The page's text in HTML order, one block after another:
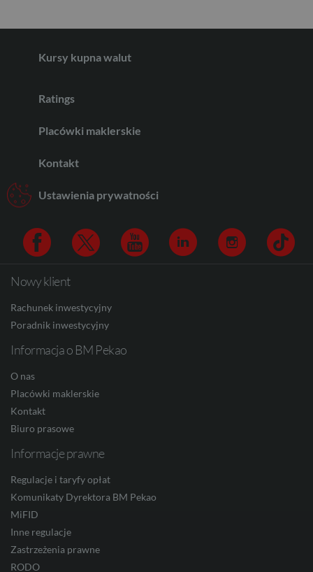
Kursy kupna walut
CAD
Ratings
Placówki maklerskie
Kontakt
Ustawienia prywatności
Facebook
Nowy klient
Rachunek inwestycyjny
Poradnik inwestycyjny
Informacja o BM Pekao
O nas
Placówki maklerskie
Kontakt
Biuro prasowe
Informacje prawne
Regulacje i taryfy opłat
Komunikaty Dyrektora BM Pekao
MiFID
Inne regulacje
Zastrzeżenia prawne
RODO